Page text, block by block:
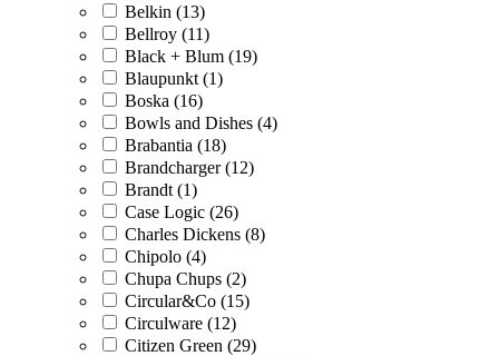
Belkin (13)
Bellroy (11)
Black + Blum (19)
Blaupunkt (1)
Boska (16)
Bowls and Dishes (4)
Brabantia (18)
Brandcharger (12)
Brandt (1)
Case Logic (26)
Charles Dickens (8)
Chipolo (4)
Chupa Chups (2)
Circular&Co (15)
Circulware (12)
Citizen Green (29)